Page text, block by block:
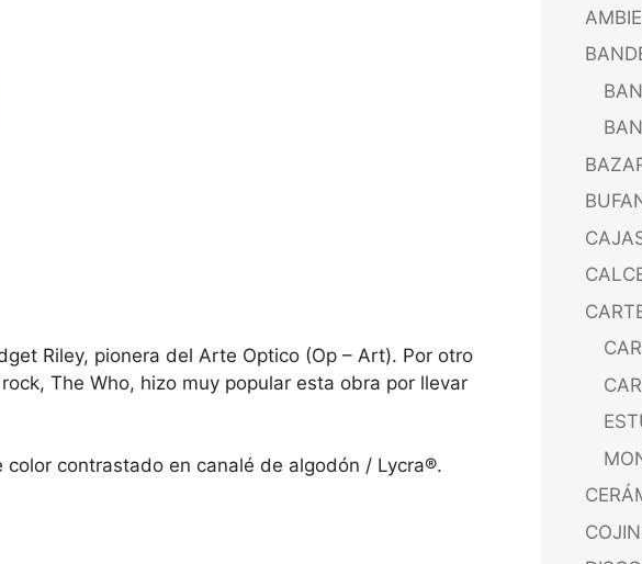
Riley, pionera del Arte Optico (Op – Art). Por otro
The Who, hizo muy popular esta obra por llevar
contrastado en canalé de algodón / Lycra®.